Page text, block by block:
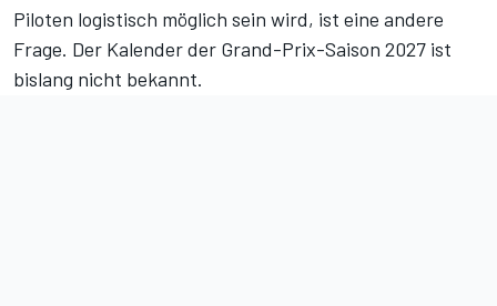
Piloten logistisch möglich sein wird, ist eine andere
Frage. Der Kalender der Grand-Prix-Saison 2027 ist
bislang nicht bekannt.